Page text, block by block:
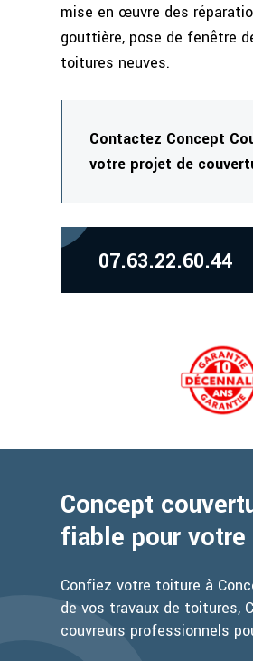
mise en œuvre des
gouttière, pose de fenêtre
toitures neuves.
Contactez Concept
votre projet de
07.63.22.60.44
Concept
fiable pour
Confiez votre toiture à
de vos travaux de toitures,
couvreurs professionnels